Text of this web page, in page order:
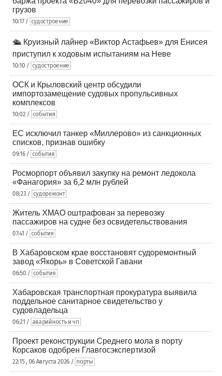
грузов
10:17 / судостроение
🛳️ Круизный лайнер «Виктор Астафьев» для Енисея
приступил к ходовым испытаниям на Неве
10:10 / судостроение
ОСК и Крыловский центр обсудили
импортозамещение судовых пропульсивных
комплексов
10:02 / события
ЕС исключил танкер «Миллерово» из санкционных
списков, признав ошибку
09:16 / события
Росморпорт объявил закупку на ремонт ледокола
«Фанагория» за 6,2 млн рублей
08:23 / судоремонт
Житель ХМАО оштрафован за перевозку
пассажиров на судне без освидетельствования
07:41 / события
В Хабаровском крае восстановят судоремонтный
завод «Якорь» в Советской Гавани
06:50 / события
Хабаровская транспортная прокуратура выявила
поддельное санитарное свидетельство у
судовладельца
06:21 / аварийность и чп
Проект реконструкции Среднего мола в порту
Корсаков одобрен Главгосэкспертизой
22:15 , 06 Августа 2026 / порты